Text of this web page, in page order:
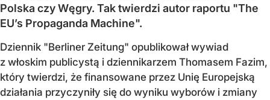
Polska czy Węgry. Tak twierdzi autor raportu "The
EU’s Propaganda Machine".
Dziennik "Berliner Zeitung" opublikował wywiad
z włoskim publicystą i dziennikarzem Thomasem Fazim,
który twierdzi, że finansowane przez Unię Europejską
działania przyczyniły się do wyniku wyborów i zmiany